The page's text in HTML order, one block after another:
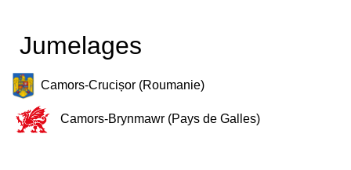
Jumelages
Camors-Crucișor (Roumanie)
Camors-Brynmawr (Pays de Galles)